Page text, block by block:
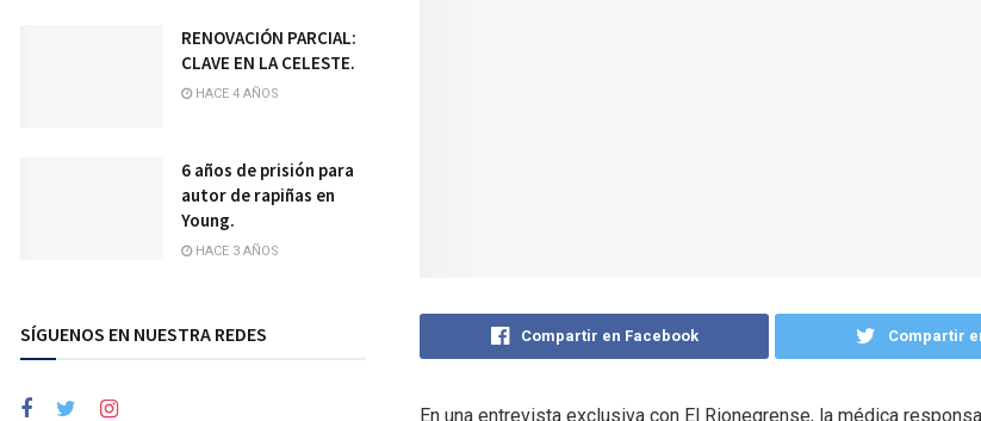
Compartir en Facebook Compartir
En una entrevista exclusiva con El Rionegrense, la médica
RENOVACIÓN PARCIAL:
CLAVE EN LA CELESTE.
HACE 4 AÑOS
6 años de prisión para
autor de rapiñas en
Young.
HACE 3 AÑOS
SÍGUENOS EN NUESTRA REDES